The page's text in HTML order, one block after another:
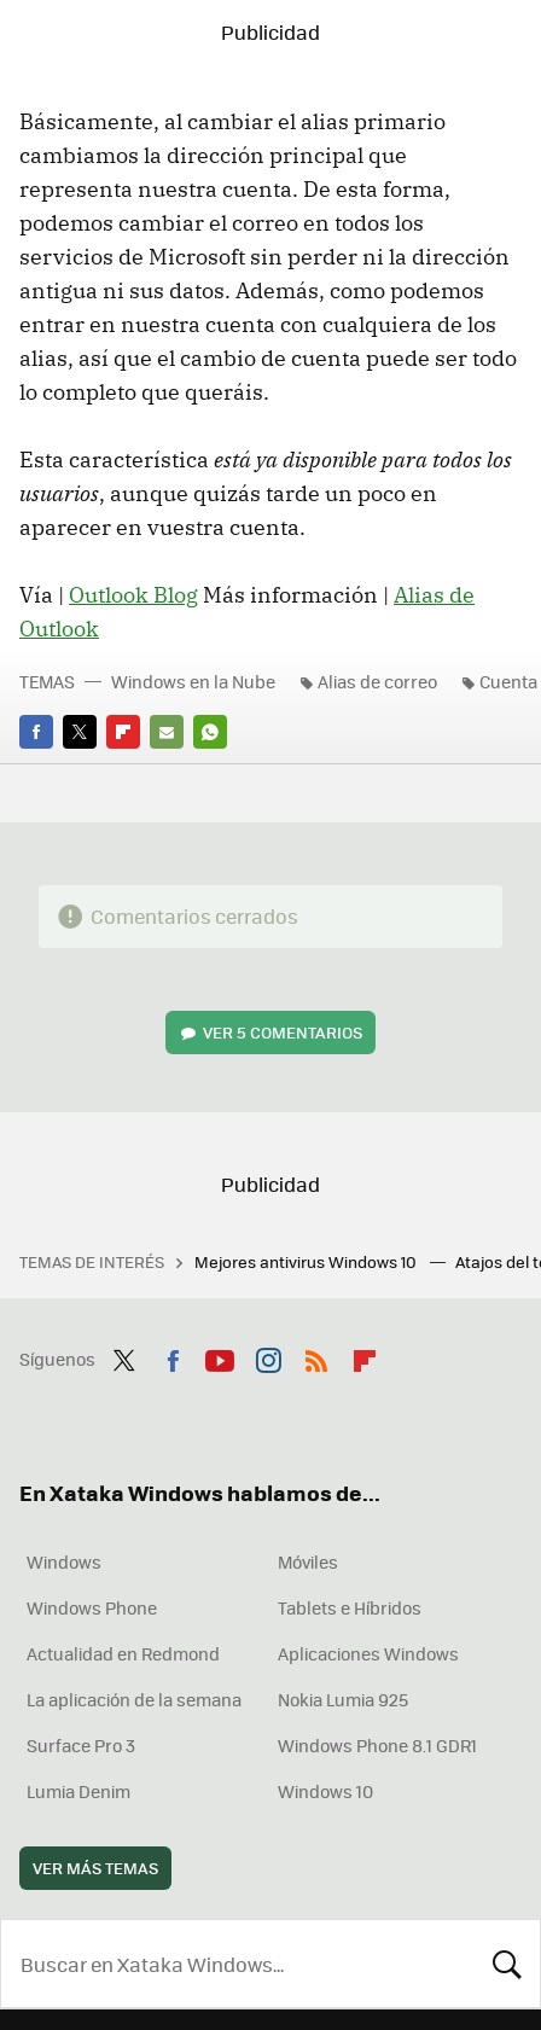
Básicamente, al cambiar el alias primario
cambiamos la dirección principal que
representa nuestra cuenta. De esta forma,
podemos cambiar el correo en todos los
servicios de Microsoft sin perder ni la dirección
antigua ni sus datos. Además, como podemos
entrar en nuestra cuenta con cualquiera de los
alias, así que el cambio de cuenta puede ser todo
lo completo que queráis.
Esta característica está ya disponible para todos los
usuarios, aunque quizás tarde un poco en
aparecer en vuestra cuenta.
Vía | Outlook Blog Más información | Alias de
Outlook
FACEBOOK
TWITTERFLIPBOARD
E-
WHATSAPP
TEMAS Windows en la Nube Alias de correo
Comentarios cerrados
VER5 COMENTARIOS
TEMAS DE INTERÉS Mejores antivirus Windows 10 Atajos del
Síguenos
En Xataka Windows hablamos de...
Windows
Móviles
Windows Phone
Tablets e Híbridos
Actualidad en Redmond
Aplicaciones Windows
La aplicación de la semana
Nokia Lumia 925
Surface Pro 3
Windows Phone 8.1 GDR1
Lumia Denim
Windows 10
VER MÁS TEMAS